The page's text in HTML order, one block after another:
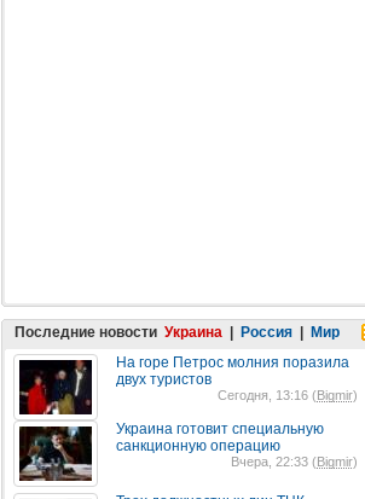
Последние новости Украина Россия
Мир
На горе Петрос молния поразила
двух туристов
Сегодня, 13:16 (Bigmir)
Украина готовит специальную
санкционную операцию
Вчера, 22:33 (Bigmir)